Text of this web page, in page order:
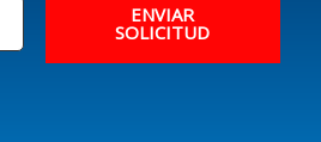
ENVIAR
SOLICITUD